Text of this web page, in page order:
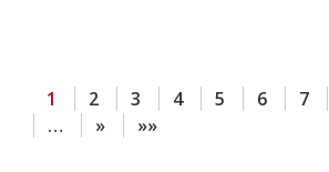
1 2 3 4 5 6 7
…
» »»